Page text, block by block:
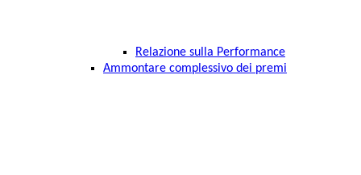
Relazione sulla Performance
Ammontare complessivo dei premi